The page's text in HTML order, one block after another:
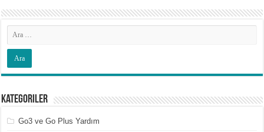
Kategoriler
Go3 ve Go Plus Yardım